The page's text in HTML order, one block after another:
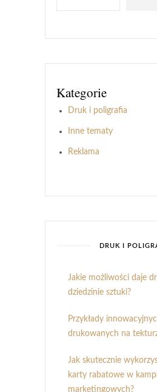
Kategorie
Druk i poligrafia
Inne tematy
Reklama
DRUK I
Jakie możliwości daje
dziedzinie sztuki?
Przykłady
drukowanych na
Jak skutecznie
karty rabatowe w
marketingowych?